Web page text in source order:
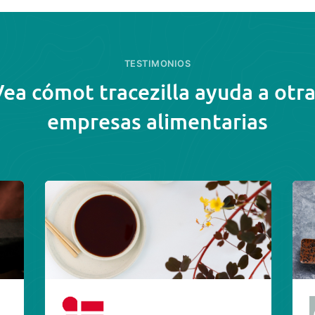
TESTIMONIOS
cómot tracezilla ayuda a
empresas alimentarias